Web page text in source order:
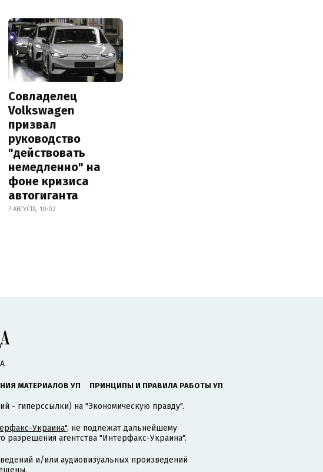
Совладелец
Volkswagen
призвал
руководство
"действовать
немедленно" на
фоне кризиса
автогиганта
7 АВГУСТА, 10:02
МАТЕРИАЛОВ УП ПРИНЦИПЫ И ПРАВИЛА РАБОТЫ УП
- гиперссылки) на "Экономическую правду".
Украина", не подлежат дальнейшему
агентства "Интерфакс-Украина".
и/или аудиовизуальных произведений